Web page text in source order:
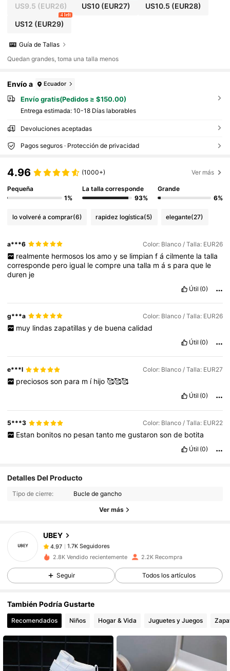
US9.5 (EUR26) US10 (EUR27) US10.5 (EUR28)
US12 (EUR29)
4 left
Guía de Tallas
Quedan grandes, toma una talla menos
Envío a Ecuador
Envío gratis(Pedidos ≥ $150.00)
Entrega estimada: 10-18 Días laborables
Devoluciones aceptadas
Pagos seguros · Protección de privacidad
4.96 (1000+) Ver más
Pequeña
1%
La talla corresponde
93%
Grande
6%
lo volveré a comprar(6) rapidez logística(5) elegante(27)
a***6 Color: Blanco / Talla: EUR26
realmente hermosos los amo y se limpian f á cilmente la talla
corresponde pero igual lecompre unatalla más paraque le
duren je
Útil (0)
g***a Color: Blanco / Talla: EUR26
muy lindas zapatillas y de buena calidad
Útil (0)
e***l Color: Blanco / Talla: EUR27
preciosos son para m í hijo 🥰🥰🥰
Útil (0)
5***3 Color: Blanco / Talla: EUR22
Estan bonitos no pesan tanto me gustaron son de botita
Útil (0)
Detalles Del Producto
Tipo de cierre: Bucle de gancho
Ver más
UBEY
4.97
1.7K Seguidores
1.7K Seguidores
k***a seguidoHace 1 día
4.97
1.7K Seguidores
4.97 1.7K Seguidores
4.97
4.97 1.7K Seguidores
2.8K Vendido recientemente 2.2K Recompra
Seguir Todos los artículos
También Podría Gustarte
Recomendados Niños Hogar & Vida Juguetes y Juegos